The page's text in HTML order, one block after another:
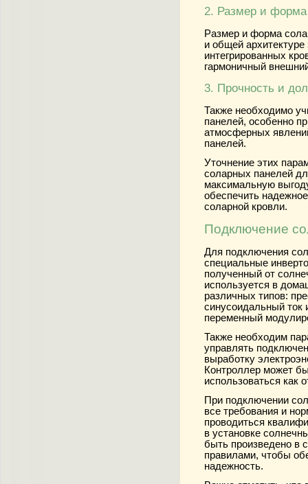
2. Размер и форма
Размер и форма
и общей
интегрированных
гармоничный
3. Прочность и
Также необходимо
панелей, особенно
атмосферных
панелей.
Уточнение этих
соларных панелей
максимальную
обеспечить
соларной кровли.
Подключение
Для подключения
специальные
полученный от
используется в
различных типов:
синусоидальный ток
переменный
Также необходим
управлять
выработку
Контроллер может
использоваться как
При подключении
все требования и
проводиться
в установке
быть произведено в
правилами, чтобы
надежность.